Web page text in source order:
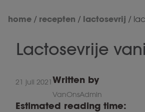
home / recepten / lactosevrij /
Lactosevrije
21 juli 2021Written by
VanOnsAdmin
Estimated reading time: